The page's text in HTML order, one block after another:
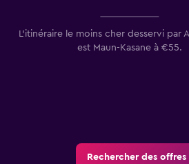
L’itinéraire le moins cher desservi par
est Maun-Kasane à €55.
Rechercher des